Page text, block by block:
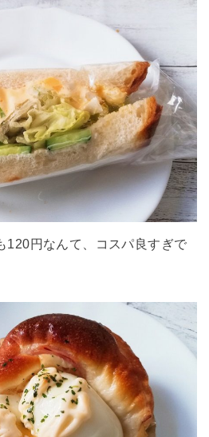
120円なんて、コスパ良すぎで